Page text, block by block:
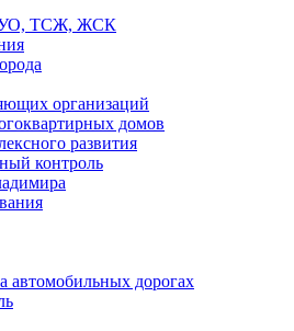
УО, ТСЖ, ЖСК
организаций
домов
развития
контроль
автомобильных дорогах